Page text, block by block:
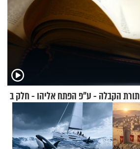
תורת הקבלה - ע"פ הפתח אליהו - חלק ב